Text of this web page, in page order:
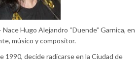
Nace Hugo Alejandro “Duende” Garnica, en
músico y compositor.
1990, decide radicarse en la Ciudad de